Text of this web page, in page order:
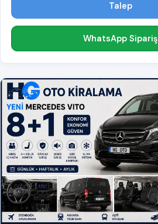
Talep
WhatsApp Sipariş